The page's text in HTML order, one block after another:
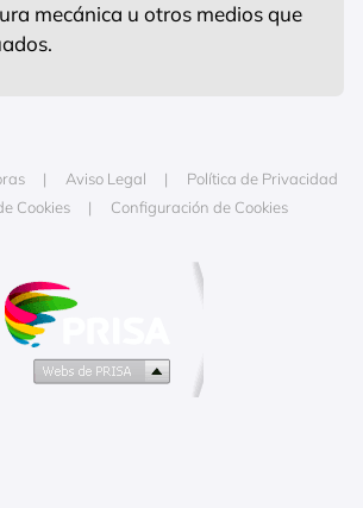
mecánica u otros medios que
Aviso Legal
Política de Privacidad
Cookies
Configuración de Cookies